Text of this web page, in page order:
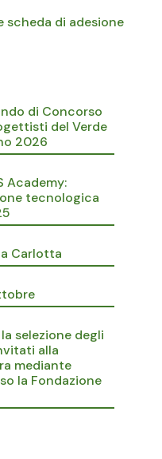
scheda di adesione
di Concorso
del Verde
2026
Academy:
tecnologica
Carlotta
selezione degli
alla
mediante
la Fondazione